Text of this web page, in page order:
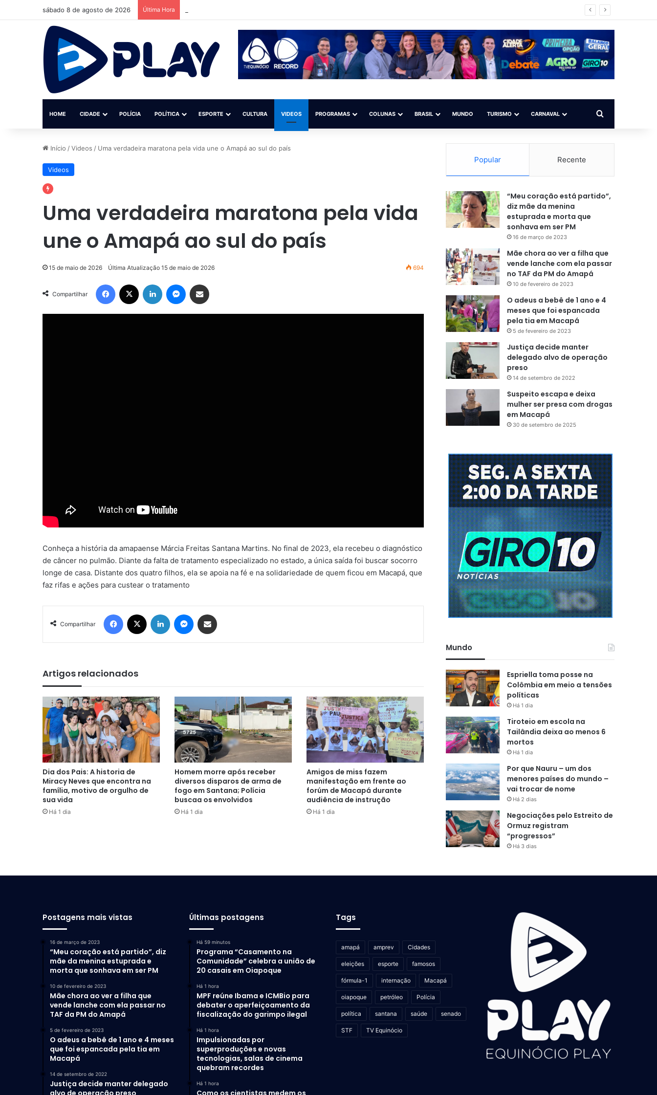
sábado 8 de agosto de 2026 Última Hora
HOME CIDADE POLÍCIA POLÍTICA ESPORTE CULTURA VIDEOS PROGRAMAS COLUNAS BRASIL MUNDO TURISMO CARNAVAL Procurar por
Início /Videos / Uma verdadeira maratona pela vida une o Amapá ao sul do país
Videos
Uma verdadeira maratona pela vida
une o Amapá ao sul do país
15 de maio de 2026 Última Atualização 15 de maio de 2026 694
Compartilhar
Facebook Linkedin Messenger
Conheça a história da amapaense Márcia Freitas Santana Martins. No final de 2023, ela recebeu o diagnóstico
de câncer no pulmão. Diante da falta de tratamento especializado no estado, a única saída foi buscar socorro
longe de casa. Distante dos quatro filhos, ela se apoia na fé e na solidariedade de quem ficou em Macapá, que
faz rifas e ações para custear o tratamento
Compartilhar
Facebook Linkedin Messenger
Artigos relacionados
Dia dos Pais: A historia de
Miracy Neves que encontra na
família, motivo de orgulho de
sua vida
Há 1 dia
Homem morre após receber
diversos disparos de arma de
fogo em Santana; Polícia
buscaa os envolvidos
Há 1 dia
Amigos de miss fazem
manifestação em frente ao
forúm de Macapá durante
audiência de instrução
Há 1 dia
Popular Recente
“Meu coração está partido”,
diz mãe da menina
estuprada e morta que
sonhava em ser PM
16 de março de 2023
Mãe chora ao ver a filha que
vende lanche com ela passar
no TAF da PM do Amapá
10 de fevereiro de 2023
O adeus a bebê de 1 ano e 4
meses que foi espancada
pela tia em Macapá
5 de fevereiro de 2023
Justiça decide manter
delegado alvo de operação
preso
14 de setembro de 2022
Suspeito escapa e deixa
mulher ser presa com drogas
em Macapá
30 de setembro de 2025
Mundo
Espriella toma posse na
Colômbia em meio a tensões
políticas
Há 1 dia
Tiroteio em escola na
Tailândia deixa ao menos 6
mortos
Há 1 dia
Por que Nauru – um dos
menores países do mundo –
vai trocar de nome
Há 2 dias
Negociações pelo Estreito de
Ormuz registram
“progressos”
Há 3 dias
Postagens mais vistas
16 de março de 2023
“Meu coração está partido”, diz
mãe da menina estuprada e
morta que sonhava em ser PM
10 de fevereiro de 2023
Mãe chora ao ver a filha que
vende lanche com ela passar no
TAF da PM do Amapá
5 de fevereiro de 2023
O adeus a bebê de 1 ano e 4 meses
que foi espancada pela tia em
Macapá
14 de setembro de 2022
Justiça decide manter delegado
alvo de operação preso
Últimas postagens
Há 59 minutos
Programa “Casamento na
Comunidade” celebra a união de
20 casais em Oiapoque
Há 1 hora
MPF reúne Ibama e ICMBio para
debater o aperfeiçoamento da
fiscalização do garimpo ilegal
Há 1 hora
Impulsionadas por
superproduções e novas
tecnologias, salas de cinema
quebram recordes
Há 1 hora
Como os cientistas medem os
Tags
amapá amprev Cidades
eleições esporte famosos
fórmula-1 internação Macapá
oiapoque petróleo Polícia
política santana saúde senado
STF TV Equinócio